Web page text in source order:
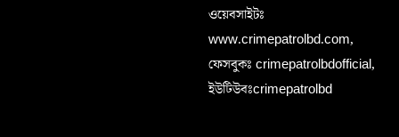
ওয়েবসাইটঃ
www.crimepatrolbd.com,
ফেসবুকঃ crimepatrolbdofficial,
ইউটিউবঃcrimepatrolbd